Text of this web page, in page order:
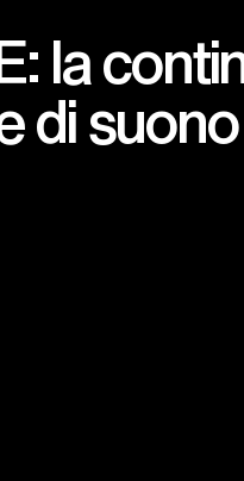
la
di